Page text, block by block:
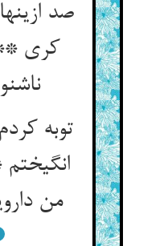
صد
کری
توبه
من